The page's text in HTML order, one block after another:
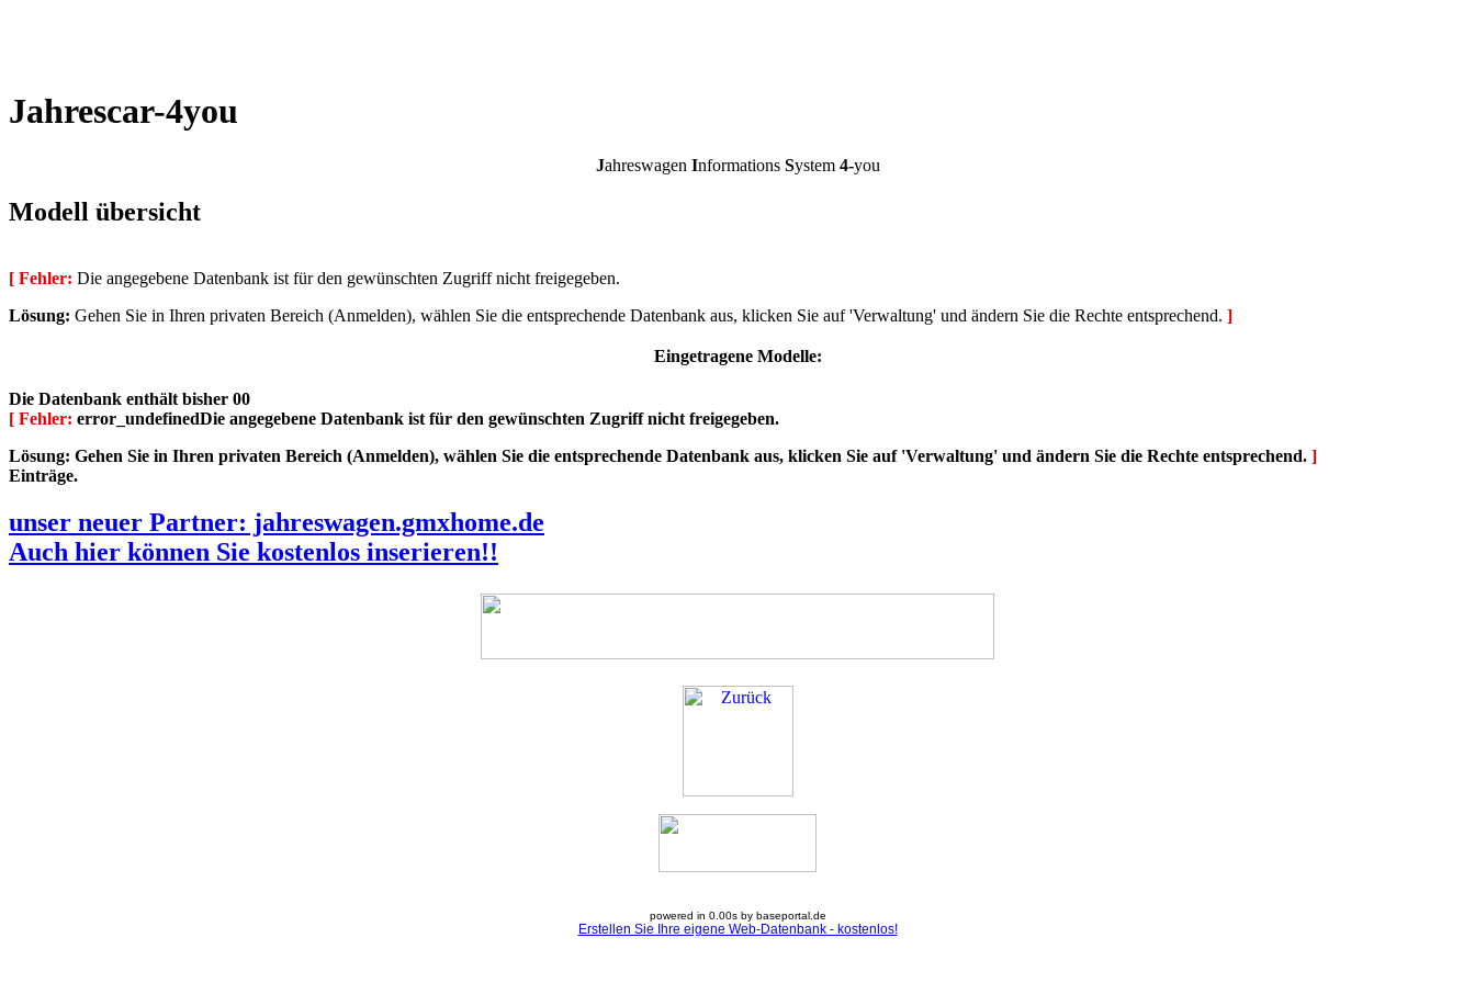
Jahrescar-4you
Jahreswagen Informations System 4-you
Modell übersicht
[ Fehler: Die angegebene Datenbank ist für den gewünschten Zugriff nicht freigegeben.
Lösung: Gehen Sie in Ihren privaten Bereich (Anmelden), wählen Sie die entsprechende Datenbank aus, klicken Sie auf 'Verwaltung' und ändern Sie die Rechte entsprechend. ]
Eingetragene Modelle:
Die Datenbank enthält bisher 00
[ Fehler: error_undefinedDie angegebene Datenbank ist für den gewünschten Zugriff nicht freigegeben.
Lösung: Gehen Sie in Ihren privaten Bereich (Anmelden), wählen Sie die entsprechende Datenbank aus, klicken Sie auf 'Verwaltung' und ändern Sie die Rechte entsprechend. ]
Einträge.
unser neuer Partner: jahreswagen.gmxhome.de
Auch hier können Sie kostenlos inserieren!!
powered in 0.00s by baseportal.de
Erstellen Sie Ihre eigene Web-Datenbank - kostenlos!